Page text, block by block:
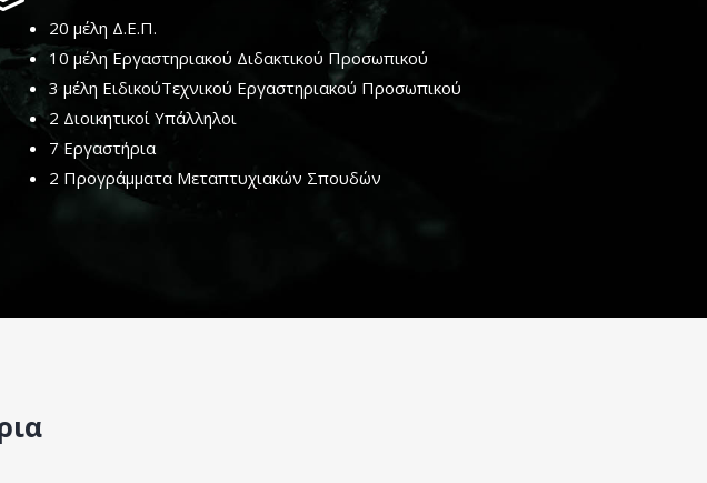
20 μέλη Δ.Ε.Π.
10 μέλη Εργαστηριακού Διδακτικού Προσωπικού
3 μέλη ΕιδικούΤεχνικού Εργαστηριακού Προσωπικού
2 Διοικητικοί Υπάλληλοι
7 Εργαστήρια
2 Προγράμματα Μεταπτυχιακών Σπουδών